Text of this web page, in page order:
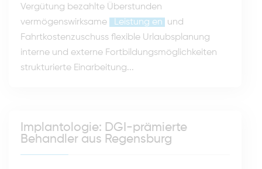
Vergütung bezahlte Überstunden
vermögenswirksame
Leistung en
und
Fahrtkostenzuschuss flexible Urlaubsplanung
interne und externe Fortbildungsmöglichkeiten
strukturierte Einarbeitung...
Implantologie: DGI-prämierte
Behandler aus Regensburg